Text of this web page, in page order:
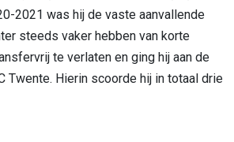
2021 was hij de vaste aanvallende
steeds vaker hebben van korte
te verlaten en ging hij aan de
Twente. Hierin scoorde hij in totaal drie